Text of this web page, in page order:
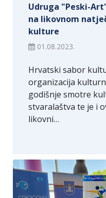
Udruga "Peski-
na likovnom
kulture
01.08.2023.
Hrvatski sabor
organizacija
godišnje smotre
stvaralaštva te je i
likovni…